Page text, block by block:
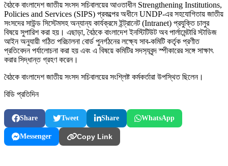
বৈঠকে বাংলাদেশ জাতীয় সংসদ সচিবালয়ের আওতাধীন Strengthening Institutions,
Policies and Services (SIPS) প্রকল্পের অধীনে UNDP-এর সহযোগিতায় জাতীয়
সংসদের সাউন্ড সিস্টেমসহ অন্যান্য কার্যক্রমে ইন্ট্রানেট (Intranet) প্রযুক্তি চালুর
বিষয়ে সুপারিশ করা হয়। এছাড়া, বৈঠকে বাংলাদেশ ইনস্টিটিউট অব পার্লামেন্টারি স্টাডিজ
আইন অনুযায়ী গঠিত পরিচালনা বোর্ড পুনর্গঠনের লক্ষ্যে সাব-কমিটি কর্তৃক প্রণীত
প্রতিবেদন পর্যালোচনা করা হয় এবং এ বিষয়ে কমিটির সদস‌্যবৃন্দ স্পীকারের সঙ্গে সাক্ষাৎ
করার সিদ্ধান্ত গ্রহণ করেন।
বৈঠকে বাংলাদেশ জাতীয় সংসদ সচিবালয়ের সংশ্লিষ্ট কর্মকর্তারা উপস্থিত ছিলেন।
বিডি প্রতিদিন
Share Tweet Share WhatsApp
Messenger Copy Link